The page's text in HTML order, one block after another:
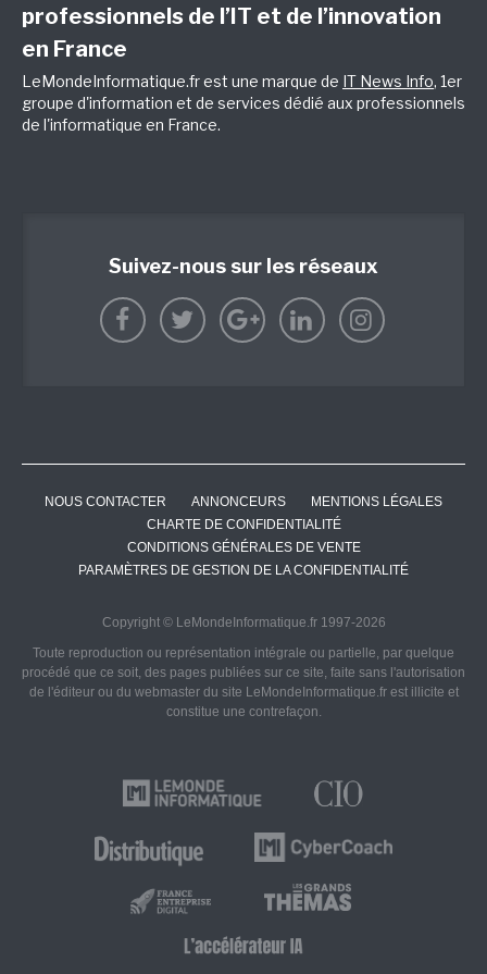
professionnels de l’IT et de l’innovation
en France
LeMondeInformatique.fr est une marque de IT News Info, 1er
groupe d'information et de services dédié aux professionnels
de l'informatique en France.
Suivez-nous sur les réseaux
NOUS CONTACTER ANNONCEURS
MENTIONS LÉGALES
CHARTE DE CONFIDENTIALITÉ
CONDITIONS GÉNÉRALES DE VENTE
PARAMÈTRES DE GESTION DE LA CONFIDENTIALITÉ
Copyright © LeMondeInformatique.fr 1997-2026
Toute reproduction ou représentation intégrale ou partielle, par quelque
procédé que ce soit, des pages publiées sur ce site, faite sans l'autorisation
de l'éditeur ou du webmaster du site LeMondeInformatique.fr est illicite et
constitue une contrefaçon.